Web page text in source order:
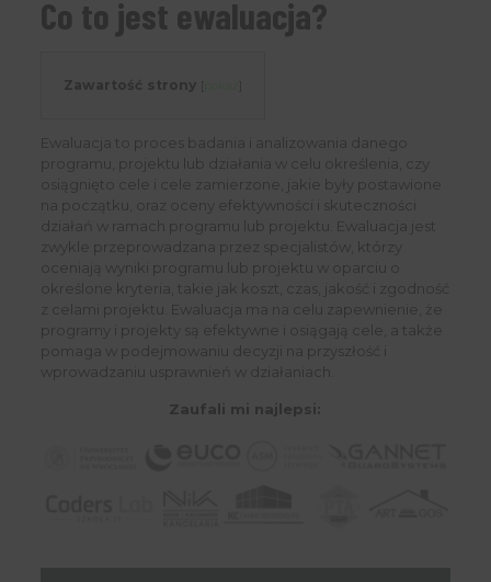
Co to jest ewaluacja?
Zawartość strony
Ewaluacja to proces badania i analizowania danego
programu, projektu lub działania w celu określenia, czy
osiągnięto cele i cele zamierzone, jakie były postawione
na początku, oraz oceny efektywności i skuteczności
działań w ramach programu lub projektu. Ewaluacja jest
zwykle przeprowadzana przez specjalistów, którzy
oceniają wyniki programu lub projektu w oparciu o
określone kryteria, takie jak koszt, czas, jakość i zgodność
z celami projektu. Ewaluacja ma na celu zapewnienie, że
programy i projekty są efektywne i osiągają cele, a także
pomaga w podejmowaniu decyzji na przyszłość i
wprowadzaniu usprawnień w działaniach.
Zaufali mi najlepsi: